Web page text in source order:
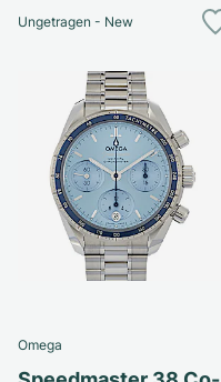
Ungetragen - New
Omega